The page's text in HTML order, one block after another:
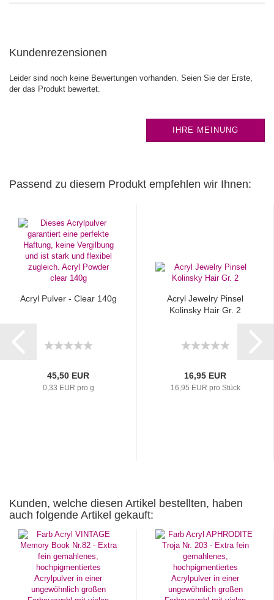
Kundenrezensionen
Leider sind noch keine Bewertungen vorhanden. Seien Sie der Erste,
der das Produkt bewertet.
IHRE MEINUNG
Passend zu diesem Produkt empfehlen wir Ihnen:
Acryl Pulver - Clear 140g
45,50 EUR
0,33 EUR pro g
Acryl Jewelry Pinsel
Kolinsky Hair Gr. 2
16,95 EUR
16,95 EUR pro Stück
Kunden, welche diesen Artikel bestellten, haben
auch folgende Artikel gekauft: